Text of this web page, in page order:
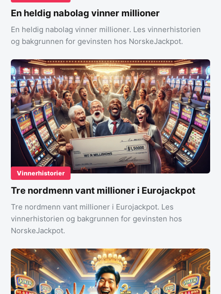
En heldig nabolag vinner millioner
En heldig nabolag vinner millioner. Les vinnerhistorien
og bakgrunnen for gevinsten hos NorskeJackpot.
Vinnerhistorier
Tre nordmenn vant millioner i Eurojackpot
Tre nordmenn vant millioner i Eurojackpot. Les
vinnerhistorien og bakgrunnen for gevinsten hos
NorskeJackpot.